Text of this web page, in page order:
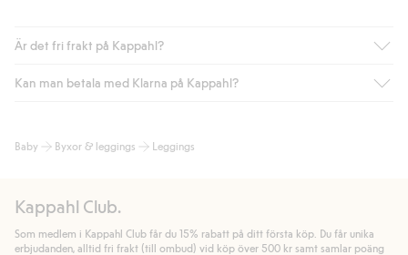
Är det fri frakt på Kappahl?
Är du medlem i Kappahl Club har du alltid gratis frakt till butik
automatik efter du loggat in och identifierats som medlem.
handlar för.
Läs mer
Kan man betala med Klarna på Kappahl?
bland annat faktura och swish men även andra betalningssätt.
allmänna villkor.
Läs mer
Baby Byxor & leggings Leggings
Kappahl Club.
Som medlem i Kappahl Club får du 15% rabatt på ditt första köp. Du får unika
erbjudanden, alltid fri frakt (till ombud) vid köp över 500 kr samt samlar poäng